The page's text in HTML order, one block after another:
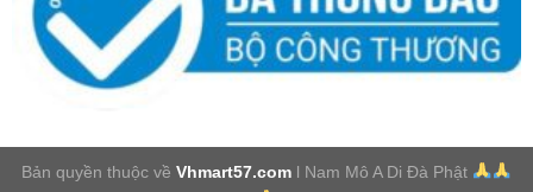
Bản quyền thuộc vềVhmart57.com l Nam Mô A Di Đà Phật